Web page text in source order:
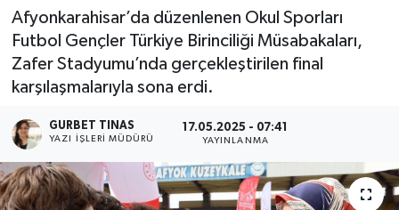
Afyonkarahisar’da düzenlenen Okul Sporları
Futbol Gençler Türkiye Birinciliği Müsabakaları,
Zafer Stadyumu’nda gerçekleştirilen final
karşılaşmalarıyla sona erdi.
GURBET TINAS
YAZI İŞLERI MÜDÜRÜ
17.05.2025 - 07:41
YAYINLANMA
Eğitim
Sağlık
Teknoloji
Kültür - Sanat
Tüm Manşetler
Son Dakika Haberleri
Haber Arşivi